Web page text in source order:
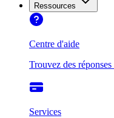
Ressources
Centre d'aide
Trouvez des
Services